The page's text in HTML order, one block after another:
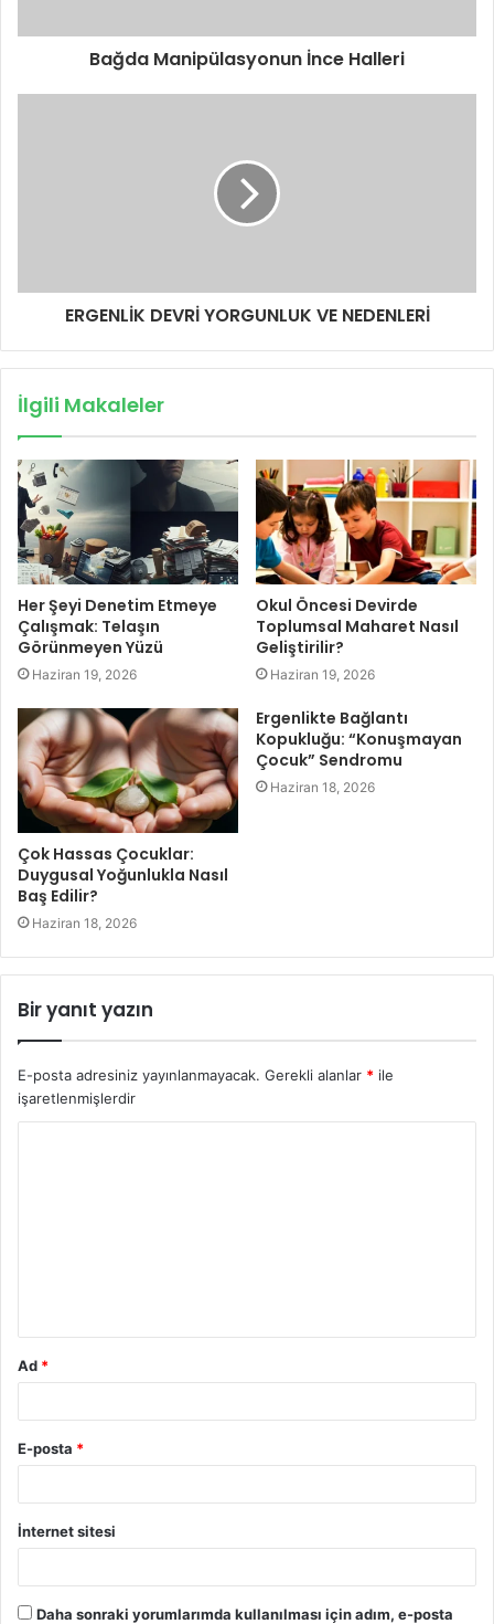
Bağda Manipülasyonun İnce Halleri
ERGENLİK DEVRİ YORGUNLUK VE NEDENLERİ
İlgili Makaleler
Her Şeyi Denetim Etmeye
Çalışmak: Telaşın
Görünmeyen Yüzü
Haziran 19, 2026
Okul Öncesi Devirde
Toplumsal Maharet Nasıl
Geliştirilir?
Haziran 19, 2026
Çok Hassas Çocuklar:
Duygusal Yoğunlukla Nasıl
Baş Edilir?
Haziran 18, 2026
Ergenlikte Bağlantı
Kopukluğu: “Konuşmayan
Çocuk” Sendromu
Haziran 18, 2026
Bir yanıt yazın
E-posta adresiniz yayınlanmayacak. Gerekli alanlar * ile
işaretlenmişlerdir
Ad *
E-posta *
İnternet sitesi
Daha sonraki yorumlarımda kullanılması için adım, e-posta